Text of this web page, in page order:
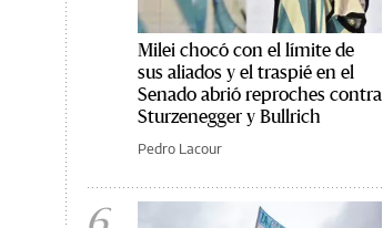
Milei chocó con el límite de
sus aliados y el traspié en el
Senado abrió reproches contra
Sturzenegger y Bullrich
Pedro Lacour